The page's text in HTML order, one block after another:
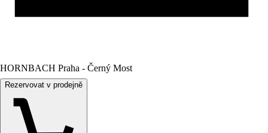
HORNBACH Praha - Černý Most
Rezervovat v prodejně